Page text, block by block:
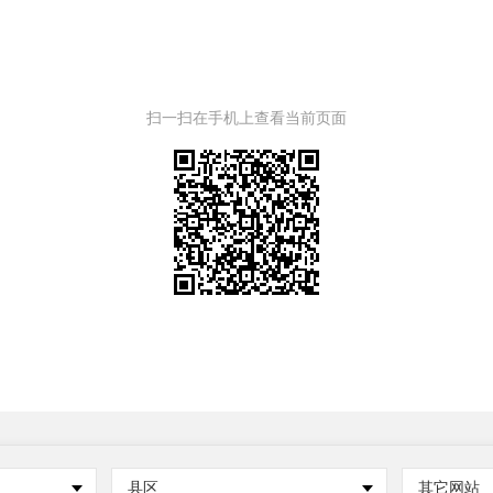
扫一扫在手机上查看当前页面
县区 其它网站